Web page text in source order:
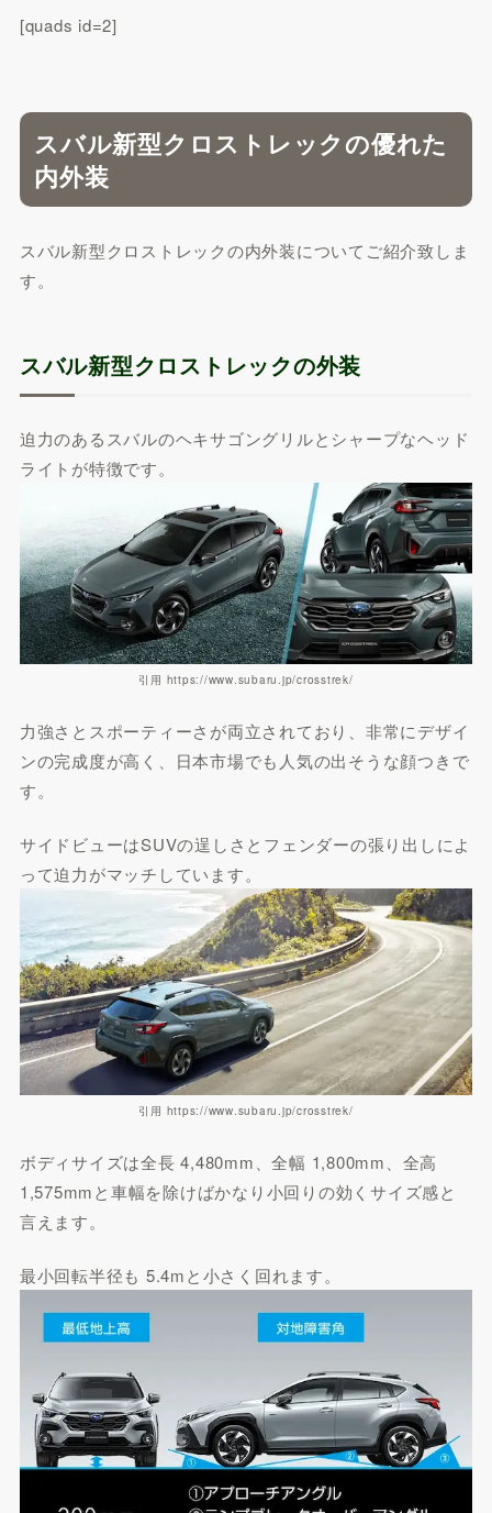
[quads id=2]
スバル新型クロストレックの優れた
内外装
スバル新型クロストレックの内外装についてご紹介致しま
す。
スバル新型クロストレックの外装
迫力のあるスバルのヘキサゴングリルとシャープなヘッド
ライトが特徴です。
引用 https://www.subaru.jp/crosstrek/
力強さとスポーティーさが両立されており、非常にデザイ
ンの完成度が高く、日本市場でも人気の出そうな顔つきで
す。
サイドビューはSUVの逞しさとフェンダーの張り出しによ
って迫力がマッチしています。
引用 https://www.subaru.jp/crosstrek/
ボディサイズは全長 4,480mm、全幅 1,800mm、全高
1,575mmと車幅を除けばかなり小回りの効くサイズ感と
言えます。
最小回転半径も 5.4mと小さく回れます。